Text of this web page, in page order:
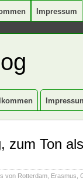
Impressum
zum Ton
von Rotterdam Erasmus